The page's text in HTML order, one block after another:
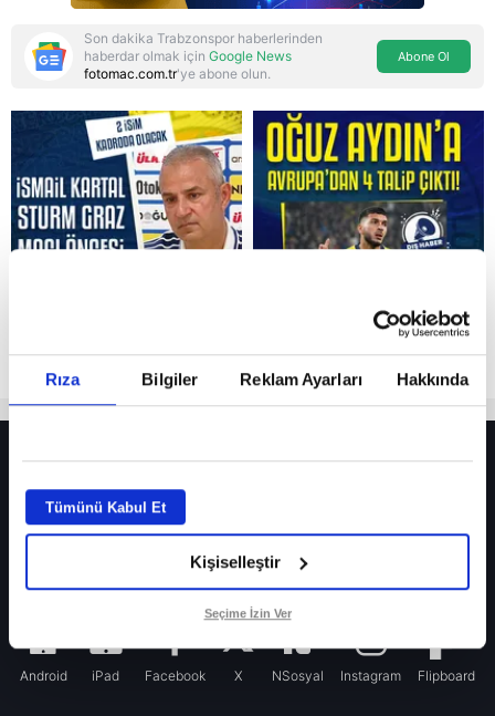
Rıza Bilgiler Reklam Ayarları Hakkında
Tümünü Kabul Et
Kişiselleştir
Seçime İzin Ver
Reddet
Son dakika Trabzonspor haberlerinden
haberdar olmak için Google News
fotomac.com.tr'ye abone olun.
Abone Ol
Fenerbahçe’de sürpriz ayrılık ihtimali! Devre arasında gelmişti
Fenerbahçe’nin yeni transferi Mason Greenwood için olay sözler!
Galatasaray’da rota yeniden Thiago Almada!
Android iPad Facebook X NSosyal Instagram Flipboard